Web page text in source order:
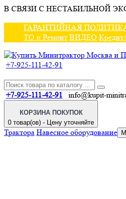
В СВЯЗИ С НЕСТАБИЛЬНОЙ
ГАРАНТИЙНАЯ
ТО и Ремонт ВИДЕО
+7-925-111-42-91
+7-925-111-42-91 info@kupit-
КОРЗИНА ПОКУПОК
0 товар(ов) - Цену уточняйте
Трактора Навесное оборудование